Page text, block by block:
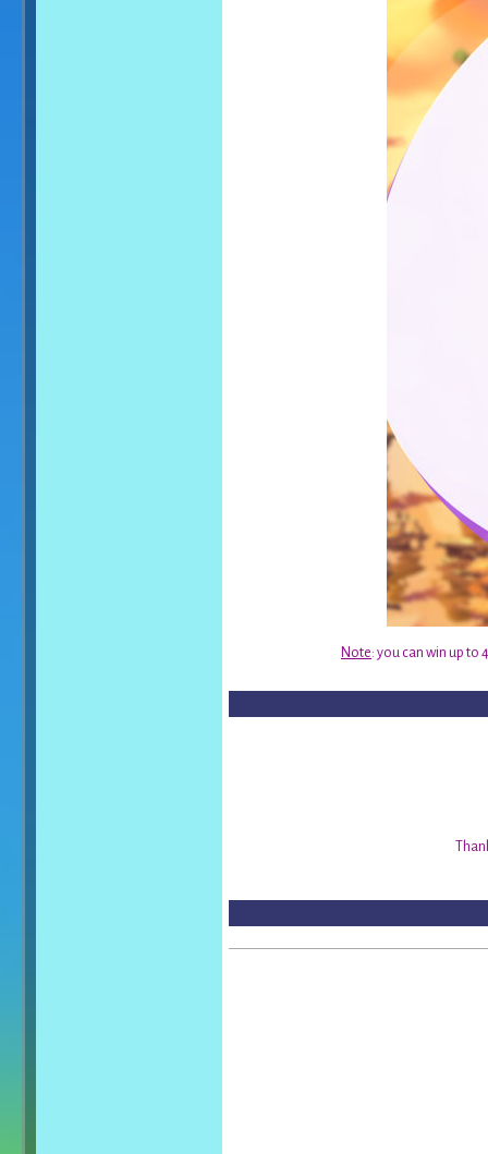
Note: you can win up to